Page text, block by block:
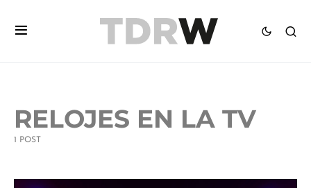
RELOJES EN LA TV
1 POST